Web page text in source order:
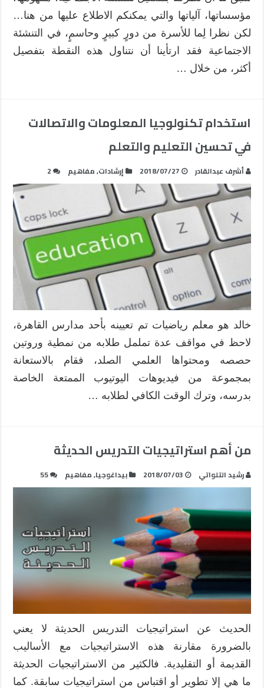
مؤسساتها، آلياتها والتي يمكنكم الاطلاع عليها من هنا…
لكن نظرا لِما للأسرة من دورٍ كبيرٍ وحاسمٍ، في التنشئة
الاجتماعية فقد ارتأينا أن نتناول هذه النقطة بتفصيل
أكثر، من خلال …
استخدام تكنولوجيا المعلومات والاتصالات
في تحسين التعليم والتعلم
أشرف عبدالقادر 2018/07/27 إرشادات,مفاهيم 2
خالد هو معلم رياضيات تم تعيينه بأحد مدارس القاهرة،
لاحظ في مواقف عدة تململ طلابه من نمطية وروتين
حصصه ومحتواها العلمي الصلد، فقام بالاستعانة
بمجموعة من فيديوهات اليوتيوب الممتعة الخاصة
بدرسه، وترك الوقت الكافي لطلابه …
من أهم استراتيجيات التدريس الحديثة
رشيد التلواتي 2018/07/03 بيداغوجيا,مفاهيم 55
الحديث عن استراتيجيات التدريس الحديثة لا يعني
بالضرورة مقارنة هذه الاستراتيجيات مع الأساليب
القديمة أو التقليدية. فالكثير من الاستراتيجيات الحديثة
ما هي إلا تطوير أو اقتباس من استراتيجيات سابقة. كما